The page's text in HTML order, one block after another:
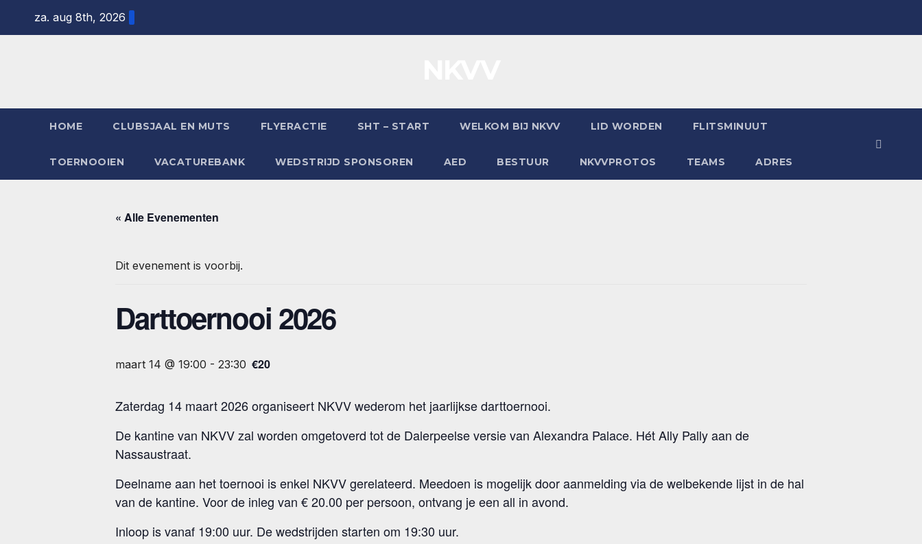
za. aug 8th, 2026
HOME CLUBSJAAL EN MUTS FLYERACTIE SHT – START WELKOM BIJ NKVV LID WORDEN FLITSMINUUT
TOERNOOIEN VACATUREBANK WEDSTRIJD SPONSOREN AED BESTUUR NKVVPROTOS TEAMS ADRES
« Alle Evenementen
Dit evenement is voorbij.
Darttoernooi 2026
maart 14 @ 19:00 - 23:30 €20
Zaterdag 14 maart 2026 organiseert NKVV wederom het jaarlijkse darttoernooi.
De kantine van NKVV zal worden omgetoverd tot de Dalerpeelse versie van Alexandra Palace. Hét Ally Pally aan de
Nassaustraat.
Deelname aan het toernooi is enkel NKVV gerelateerd. Meedoen is mogelijk door aanmelding via de welbekende lijst in de hal
van de kantine. Voor de inleg van € 20.00 per persoon, ontvang je een all in avond.
Inloop is vanaf 19:00 uur. De wedstrijden starten om 19:30 uur.